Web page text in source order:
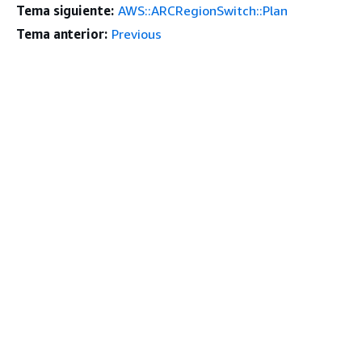
Tema siguiente: AWS::ARCRegionSwitch::Plan
Tema anterior: Previous